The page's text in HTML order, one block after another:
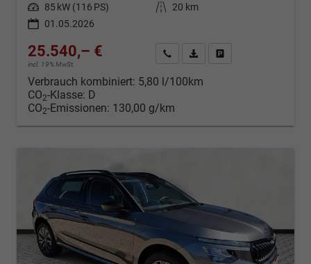
Leistung 85 kW (116 PS) Kilometerstand
20 km
01.05.2026
25.540,– €
incl. 19% MwSt.
Kontakt & Angebot anfordern
PDF-Datei, Fahrzeugexposé
Verbrauch kombiniert: 5,80 l/100km
CO2-Klasse: D
CO2-Emissionen: 130,00 g/km